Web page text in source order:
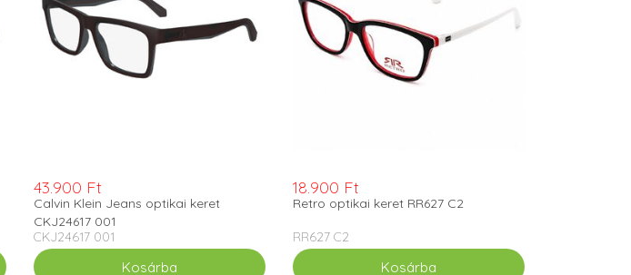
43.900 Ft
Calvin Klein Jeans optikai keret
CKJ24617 001
CKJ24617 001
18.900 Ft
Retro optikai keret RR627 C2
RR627 C2